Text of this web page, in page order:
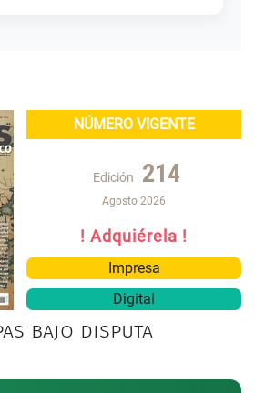
NÚMERO VIGENTE
Edición 214
Agosto 2026
! Adquiérela !
Impresa
Digital
bajo disputa